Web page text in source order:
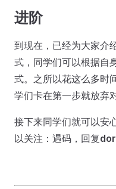
进阶
到现在，已经为大家介
式，同学们可以根据自
式。之所以花这么多时
学们卡在第一步就放弃
接下来同学们就可以安
以关注：遇码，回复